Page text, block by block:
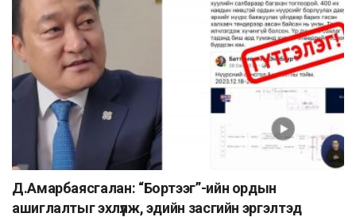
Д.Амарбаясгалан: “Бортээг”-ийн ордын
ашиглалтыг эхлүүлж, эдийн засгийн эргэлтэд